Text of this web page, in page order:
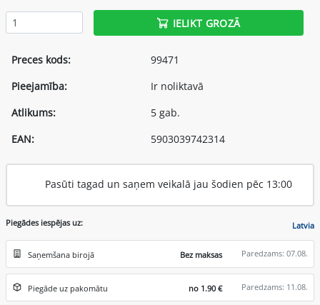
IELIKT GROZĀ
Preces kods:
99471
Pieejamība:
Ir noliktavā
Atlikums:
5 gab.
EAN:
5903039742314
Pasūti tagad un saņem veikalā jau šodien pēc 13:00
Piegādes iespējas uz: Latvia
Saņemšana birojā Bez maksas Paredzams: 07.08.
Piegāde uz pakomātu no 1.90 € Paredzams: 11.08.